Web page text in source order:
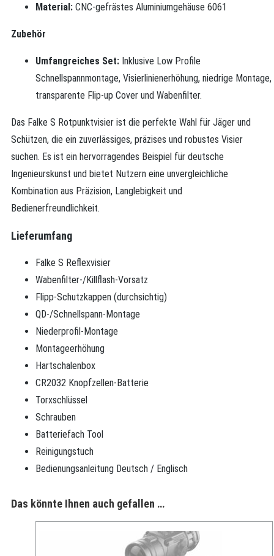
Material: CNC-gefrästes Aluminiumgehäuse 6061
Zubehör
Umfangreiches Set: Inklusive Low Profile
Schnellspannmontage, Visierlinienerhöhung, niedrige Montage,
transparente Flip-up Cover und Wabenfilter.
Das Falke S Rotpunktvisier ist die perfekte Wahl für Jäger und
Schützen, die ein zuverlässiges, präzises und robustes Visier
suchen. Es ist ein hervorragendes Beispiel für deutsche
Ingenieurskunst und bietet Nutzern eine unvergleichliche
Kombination aus Präzision, Langlebigkeit und
Bedienerfreundlichkeit.
Lieferumfang
Falke S Reflexvisier
Wabenfilter-/Killflash-Vorsatz
Flipp-Schutzkappen (durchsichtig)
QD-/Schnellspann-Montage
Niederprofil-Montage
Montageerhöhung
Hartschalenbox
CR2032 Knopfzellen-Batterie
Torxschlüssel
Schrauben
Batteriefach Tool
Reinigungstuch
Bedienungsanleitung Deutsch / Englisch
Das könnte Ihnen auch gefallen …